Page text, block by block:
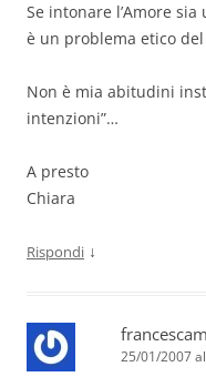
Se intonare l’Amore
è un problema etico
Non è mia abitudini
intenzioni”…
A presto
Chiara
Rispondi ↓
25/01/2007